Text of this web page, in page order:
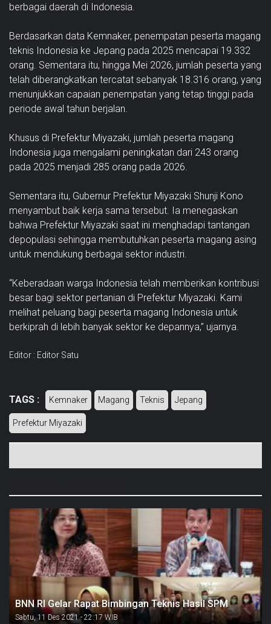
berbagai daerah di Indonesia.
Berdasarkan data Kemnaker, penempatan peserta magang
teknis Indonesia ke Jepang pada 2025 mencapai 19.332
orang. Sementara itu, hingga Mei 2026, jumlah peserta yang
telah diberangkatkan tercatat sebanyak 18.316 orang, yang
menunjukkan capaian penempatan yang tetap tinggi pada
periode awal tahun berjalan.
Khusus di Prefektur Miyazaki, jumlah peserta magang
Indonesia juga mengalami peningkatan dari 243 orang
pada 2025 menjadi 285 orang pada 2026.
Sementara itu, Gubernur Prefektur Miyazaki Shunji Kono
menyambut baik kerja sama tersebut. Ia menegaskan
bahwa Prefektur Miyazaki saat ini menghadapi tantangan
depopulasi sehingga membutuhkan peserta magang asing
untuk mendukung berbagai sektor industri.
“Keberadaan warga Indonesia telah memberikan kontribusi
besar bagi sektor pertanian di Prefektur Miyazaki. Kami
melihat peluang bagi peserta magang Indonesia untuk
berkiprah di lebih banyak sektor ke depannya,” ujarnya.
Editor : Editor Satu
TAGS : Kemnaker Magang Teknis Jepang
Prefektur Miyazaki
BNN RI Gelar Rapat Bimbingan Teknis Hasil SPM
Sabtu, 11 Des 2021 - 22:17 WIB